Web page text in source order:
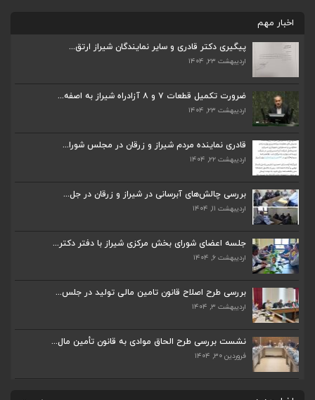
اخبار مهم
پیگیری دکتر قادری و سایر نمایندگان شیراز ارتق...
اردیبهشت ۲۳, ۱۴۰۴
ضرورت تکمیل قطعات ۷ و ۸ آزادراه شیراز به اصفه...
اردیبهشت ۲۳, ۱۴۰۴
قادری نماینده مردم شیراز و زرقان در مجلس شورا...
اردیبهشت ۲۲, ۱۴۰۴
بررسی چالش‌های آبرسانی در شیراز و زرقان در جل...
اردیبهشت ۱۱, ۱۴۰۴
جلسه اعضای شورای بخش مرکزی شیراز با دفتر دکتر...
اردیبهشت ۶, ۱۴۰۴
بررسی طرح اصلاح قانون تامین مالی تولید در جلس...
اردیبهشت ۳, ۱۴۰۴
نشست بررسی طرح الحاق موادی به قانون تأمین مال...
فروردین ۳۰, ۱۴۰۴
ضرورت تکمیل قطعات ۷ و ۸ آزادراه شیراز به اصفه...
اردیبهشت ۲۳, ۱۴۰۴
قادری نماینده مردم شیراز و زرقان در مجلس شورا...
بررسی چالش‌های آبرسانی در شیراز و زرقان در جل...
جلسه اعضای شورای بخش مرکزی شیراز با دفتر دکتر...
پیگیری دکتر قادری و سایر نمایندگان شیراز ارتق...
اردیبهشت ۲۳, ۱۴۰۴
اردیبهشت ۲۳, ۱۴۰۴